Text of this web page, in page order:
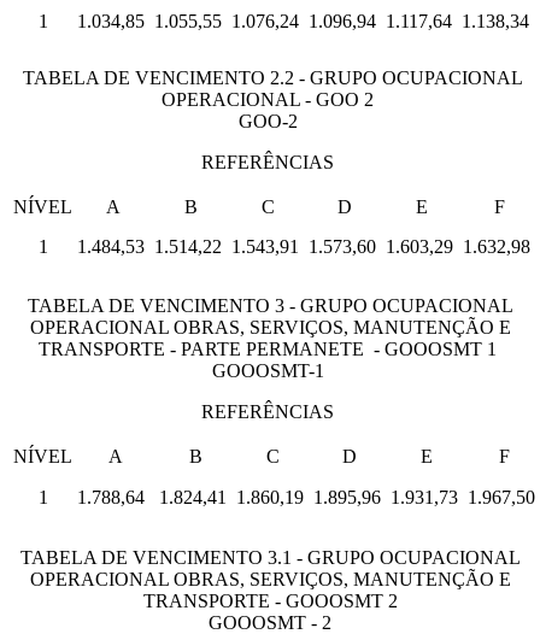
1
1.034,85 1.055,55 1.076,24 1.096,94 1.117,64 1.138,34
TABELA DE VENCIMENTO 2.2 - GRUPO OCUPACIONAL
OPERACIONAL - GOO 2
GOO-2
REFERÊNCIAS
NÍVEL A B C D E
F
1
1.484,53 1.514,22 1.543,91 1.573,60 1.603,29 1.632,98
TABELA DE VENCIMENTO 3 - GRUPO OCUPACIONAL
OPERACIONAL OBRAS, SERVIÇOS, MANUTENÇÃO E
TRANSPORTE - PARTE PERMANETE - GOOOSMT 1
GOOOSMT-1
REFERÊNCIAS
NÍVEL A B C D E
F
1
1.788,64 1.824,41 1.860,19 1.895,96 1.931,73 1.967,50
TABELA DE VENCIMENTO 3.1 - GRUPO OCUPACIONAL
OPERACIONAL OBRAS, SERVIÇOS, MANUTENÇÃO E
TRANSPORTE - GOOOSMT 2
GOOOSMT - 2